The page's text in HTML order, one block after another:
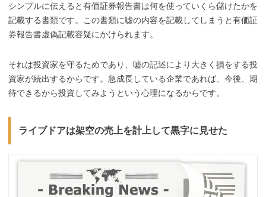
シンプルに伝えると有価証券報告書は何を使っていくら儲けたかを
記載する書類です。この書類に嘘の内容を記載してしまうと有価証
券報告書虚偽記載容疑にかけられます。
それは投資家を守るためであり、嘘の記述により大きく損をする投
資家が続出するからです。急成長している企業であれば、今後、期
待できるから投資してみようという心理になるからです。
ライブドアは架空の売上を計上して黒字に見せた